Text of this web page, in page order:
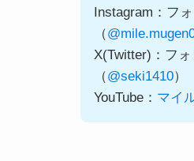
Instagram：フ
（
X(Twitter)：フ
（@seki1410）
YouTube： マイ